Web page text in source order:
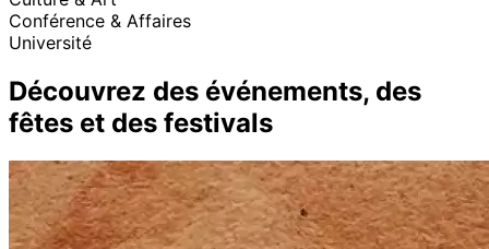
Conférence & Affaires
Université
Découvrez des événements, des
fêtes et des festivals